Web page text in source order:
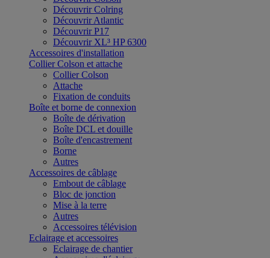
Découvrir Colring
Découvrir Atlantic
Découvrir P17
Découvrir XL³ HP 6300
Accessoires d'installation
Collier Colson et attache
Collier Colson
Attache
Fixation de conduits
Boîte et borne de connexion
Boîte de dérivation
Boîte DCL et douille
Boîte d'encastrement
Borne
Autres
Accessoires de câblage
Embout de câblage
Bloc de jonction
Mise à la terre
Autres
Accessoires télévision
Eclairage et accessoires
Eclairage de chantier